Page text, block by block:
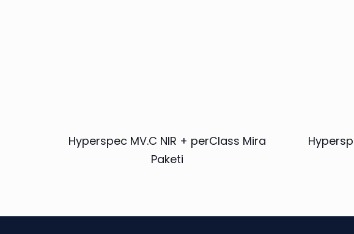
Hyperspec MV.C NIR + perClass Mira
Paketi